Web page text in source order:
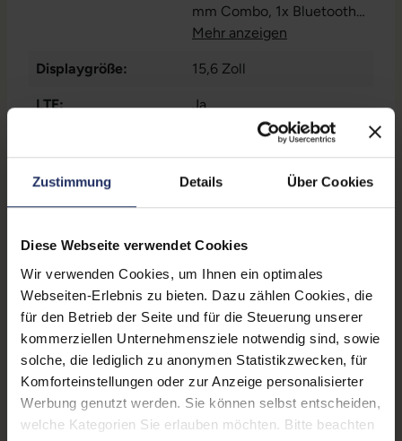
Zustimmung Details Über Cookies
Diese Webseite verwendet Cookies
Wir verwenden Cookies, um Ihnen ein optimales
Webseiten-Erlebnis zu bieten. Dazu zählen Cookies, die
für den Betrieb der Seite und für die Steuerung unserer
kommerziellen Unternehmensziele notwendig sind, sowie
solche, die lediglich zu anonymen Statistikzwecken, für
Komforteinstellungen oder zur Anzeige personalisierter
Werbung genutzt werden. Sie können selbst entscheiden,
welche Kategorien Sie erlauben möchten. Bitte beachten
mm Combo, 1x Bluetooth,
1x HDMI, 1x LAN RJ-45
2x Thunderbolt
Typ A
Mehr anzeigen
Displaygröße: 15,6 Zoll
LTE: Ja
1920 x 1080 FHD
Tastaturlayout:
Deutsch (QWERTZ) mit
eligible
Fingerprintreader: Nein
Zustand: Gebraucht
Partnerprogramm: Ja
Datenspeicher: 250 GB SSD
Arbeitsspeicher: 16 GB DDR4